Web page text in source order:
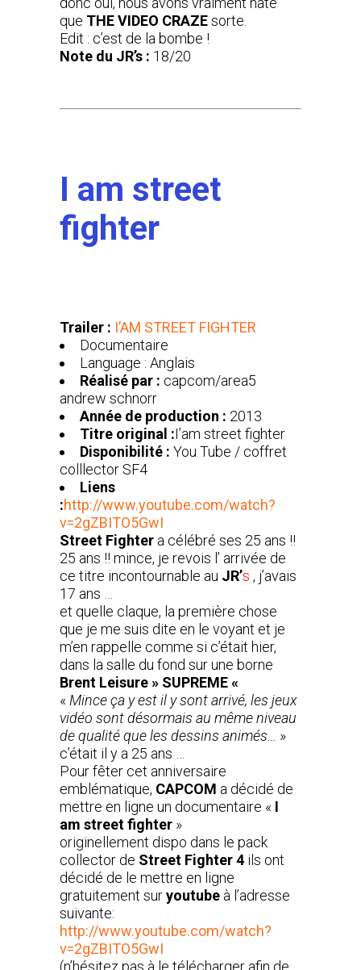
que THE VIDEO CRAZEsorte.
Edit : c’est de la bombe !
Note du JR’s : 18/20
I am street
fighter
Trailer : I’AM STREET FIGHTER
Documentaire
Language : Anglais
Réalisé par : capcom/area5
andrew schnorr
Année de production : 2013
Titre original :I’am street fighter
Disponibilité : You Tube / coffret
colllector SF4
Liens
:http://www.youtube.com/watch?
v=2gZBITO5GwI
Street Fighter a célébré ses 25 ans !!
25 ans !! mince, je revois l’ arrivée de
ce titre incontournable au JR’s , j’avais
17 ans …
et quelle claque, la première chose
que je me suis dite en le voyant et je
m’en rappelle comme si c’était hier,
dans la salle du fond sur une borne
Brent Leisure » SUPREME «
« Mince ça y est il y sont arrivé, les jeux
vidéo sont désormais au même niveau
de qualité que les dessins animés…
»
c’était il y a 25 ans …
Pour fêter cet anniversaire
emblématique, CAPCOM a décidé de
mettre en ligne un documentaire « I
am street fighter »
originellement dispo dans le pack
collector de Street Fighter 4 ils ont
décidé de le mettre en ligne
gratuitement suryoutube à l’adresse
suivante:
http://www.youtube.com/watch?
v=2gZBITO5GwI
(n’hésitez pas à le télécharger afin de